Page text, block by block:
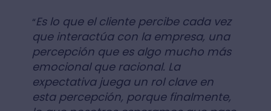
“Es lo que el cliente percibe cada vez
que interactúa con la empresa, una
percepción que es algo mucho más
emocional que racional. La
expectativa juega un rol clave en
esta percepción, porque finalmente,